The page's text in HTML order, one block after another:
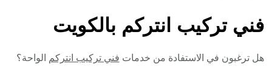
فني تركيب انتركم بالكويت
هل ترغبون في الاستفادة من خدمات فني تركيب انتركم الواحة؟